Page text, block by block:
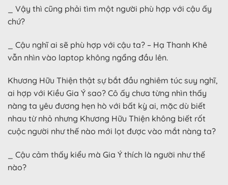
_ Vậy thì cũng phải tìm một người phù hợp với cậu ấy
chứ?
_ Cậu nghĩ ai sẽ phù hợp với cậu ta? – Hạ Thanh Khê
vẫn nhìn vào laptop không ngẩng đầu lên.
Khương Hữu Thiện thật sự bắt đầu nghiêm túc suy nghĩ,
ai hợp với Kiều Gia Ý sao? Cô ấy chưa từng nhìn thấy
nàng ta yêu đương hẹn hò với bất kỳ ai, mặc dù biết
nhau từ nhỏ nhưng Khương Hữu Thiện không biết rốt
cuộc người như thế nào mới lọt được vào mắt nàng ta?
_ Cậu cảm thấy kiểu mà Gia Ý thích là người như thế
nào?